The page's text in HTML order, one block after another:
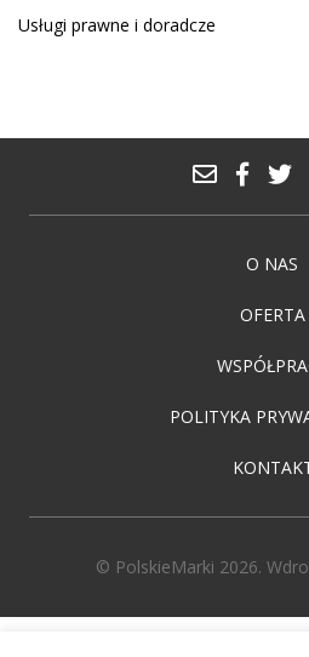
Usługi prawne i doradcze
O NAS
OFERTA
POLITYKA
© PolskieMarki 2026.